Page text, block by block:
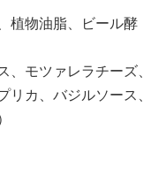
植物油脂、ビール酵
モツァレラチーズ、
リカ、バジルソース、